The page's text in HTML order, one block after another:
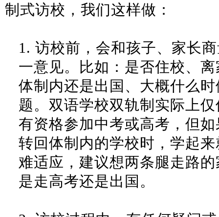
制式访校，我们这样做：
1. 访校前，会和孩子、家长
一意见。比如：是否住校、
体制内还是出国、大概什么
题。双语学校双轨制实际上
有资格参加中考或高考，但
转回体制内的学校时，学起
难适应，建议想两条腿走路
是走高考还是出国。